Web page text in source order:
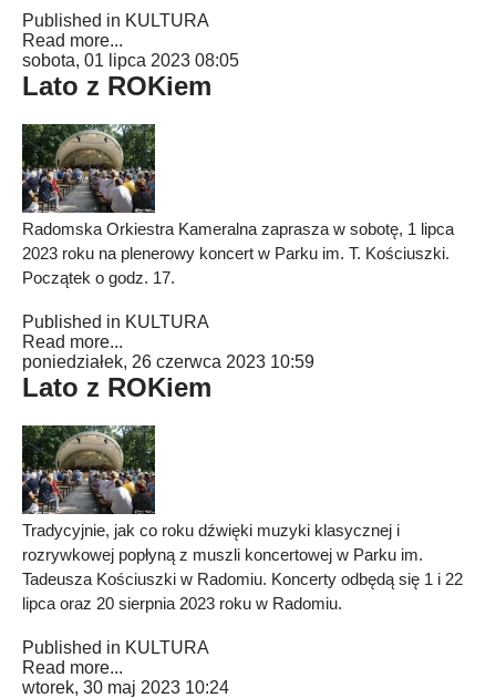
Published in KULTURA
Read more...
sobota, 01 lipca 2023 08:05
Lato z ROKiem
Radomska Orkiestra Kameralna zaprasza w sobotę, 1 lipca
2023 roku na plenerowy koncert w Parku im. T. Kościuszki.
Początek o godz. 17.
Published in KULTURA
Read more...
poniedziałek, 26 czerwca 2023 10:59
Lato z ROKiem
Tradycyjnie, jak co roku dźwięki muzyki klasycznej i
rozrywkowej popłyną z muszli koncertowej w Parku im.
Tadeusza Kościuszki w Radomiu. Koncerty odbędą się 1 i 22
lipca oraz 20 sierpnia 2023 roku w Radomiu.
Published in KULTURA
Read more...
wtorek, 30 maj 2023 10:24